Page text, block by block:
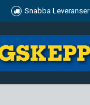
Snabba Leveranser